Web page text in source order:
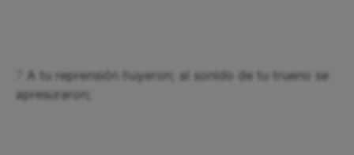
A tu reprensión huyeron; al sonido de tu trueno se
apresuraron;